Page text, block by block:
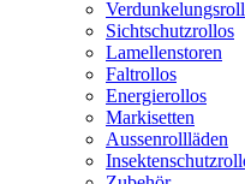
Sichtschutzrollos
Lamellenstoren
Faltrollos
Energierollos
Markisetten
Aussenrollläden